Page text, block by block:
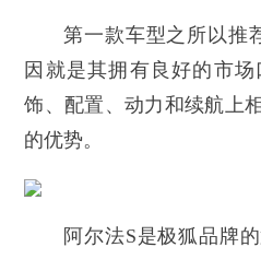
第一款车型之所以推
因就是其拥有良好的市
饰、配置、动力和续航上
的优势。
阿尔法S是极狐品牌